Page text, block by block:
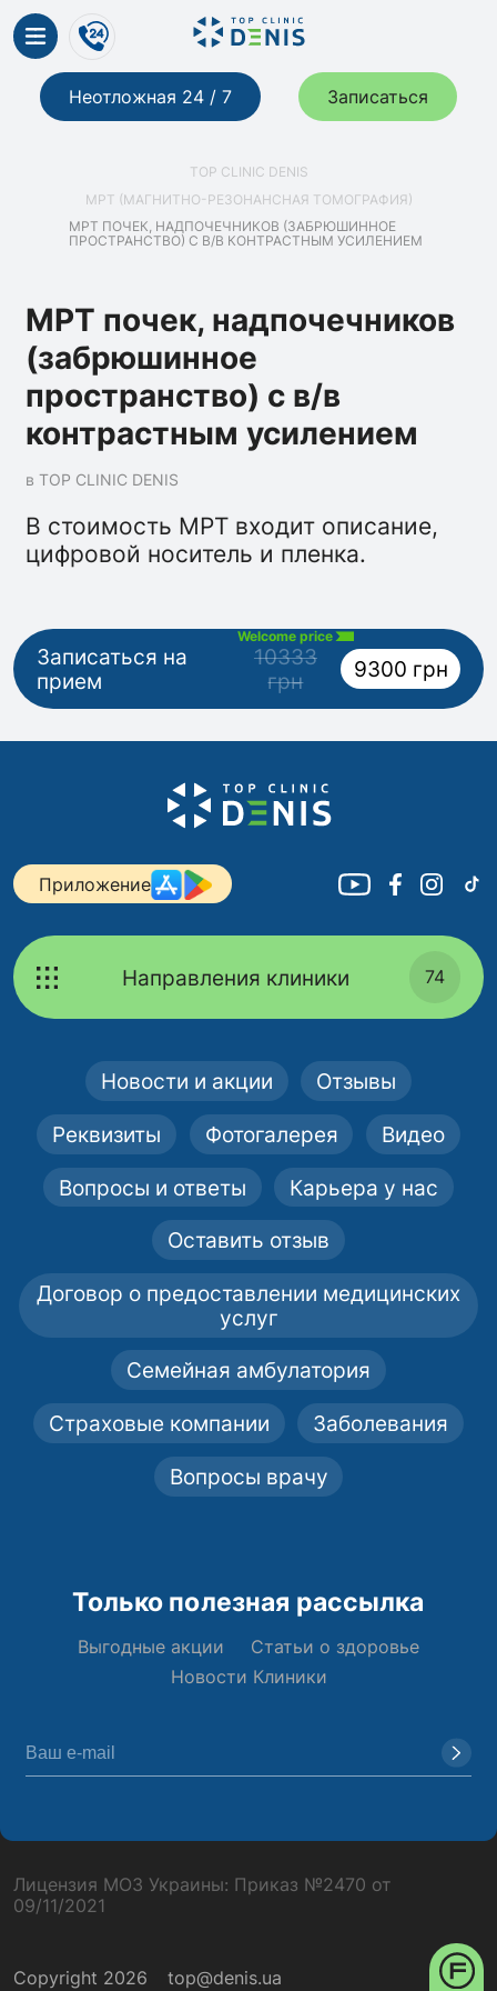
Неотложная 24 / 7 Записаться
TOP CLINIC DENIS
МРТ (МАГНИТНО-РЕЗОНАНСНАЯ ТОМОГРАФИЯ)
МРТ ПОЧЕК, НАДПОЧЕЧНИКОВ (ЗАБРЮШИННОЕ
ПРОСТРАНСТВО) С В/В КОНТРАСТНЫМ УСИЛЕНИЕМ
МРТ почек, надпочечников
(забрюшинное
пространство) с в/в
контрастным усилением
в TOP CLINIC DENIS
В стоимость МРТ входит описание,
цифровой носитель и пленка.
Записаться на
прием
Welcome price
10333
грн
9300 грн
Приложение
Направления клиники 74
Новости и акции Отзывы
Реквизиты Фотогалерея Видео
Вопросы и ответы Карьера у нас
Оставить отзыв
Договор о предоставлении медицинских
услуг
Семейная амбулатория
Страховые компании Заболевания
Вопросы врачу
Только полезная рассылка
Выгодные акции
Статьи о здоровье
Новости Клиники
Copyright 2026 top@denis.ua
Лицензия МОЗ Украины: Приказ №2470 от
09/11/2021